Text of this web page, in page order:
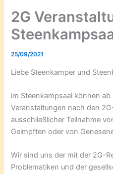
2G
25/09/2021
Liebe Steenkamper und
im Steenkampsaal können
Veranstaltungen nach den
ausschließlicher Teilnahme
Geimpften oder von
Wir sind uns der mit der 2G-
Problematiken und der